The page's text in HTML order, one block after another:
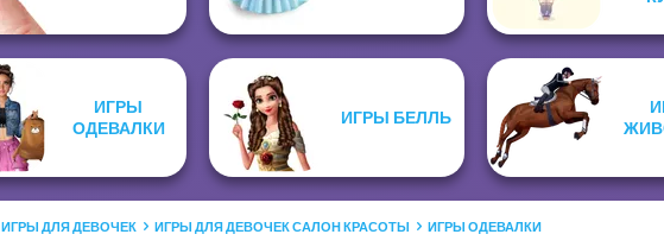
ИГРЫ
ОДЕВАЛКИ
ИГРЫ БЕЛЛЬ
ИГРЫ ДЛЯ ДЕВОЧЕК ИГРЫ ДЛЯ ДЕВОЧЕК САЛОН КРАСОТЫ ИГРЫ ОДЕВАЛКИ